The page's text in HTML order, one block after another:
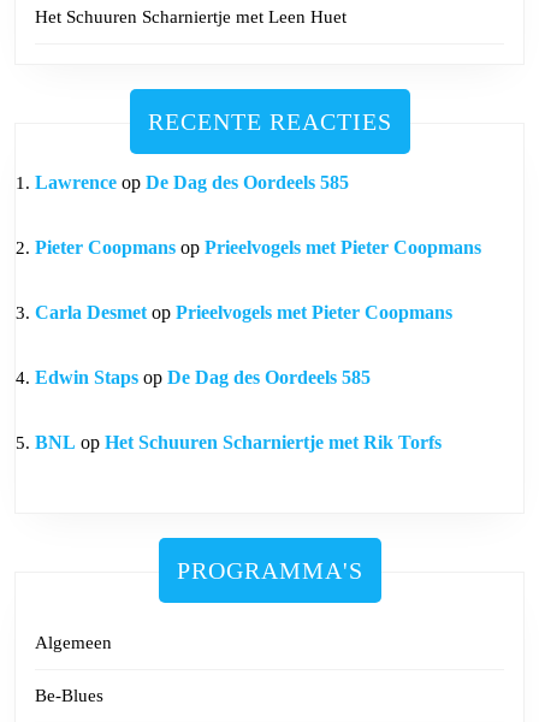
Het Schuuren Scharniertje met Leen Huet
RECENTE REACTIES
Lawrence op De Dag des Oordeels 585
Pieter Coopmans op Prieelvogels met Pieter Coopmans
Carla Desmetop Prieelvogels met Pieter Coopmans
Edwin Staps op De Dag des Oordeels 585
BNL op Het Schuuren Scharniertje met Rik Torfs
PROGRAMMA'S
Algemeen
Be-Blues